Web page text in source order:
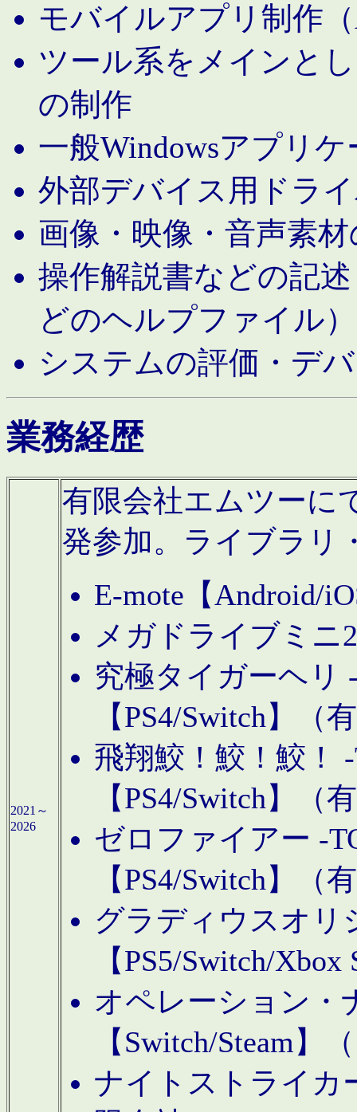
モバイルアプリ制作
ツール系をメインと
の制作
一般Windowsアプリ
外部デバイス用ドラ
画像・映像・音声素
操作解説書などの記
どのヘルプファイル）
システムの評価・デ
業務経歴
2021～
2026
有限会社エムツーに
発参加。ライブラリ
E-mote【Android/
メガドライブミニ
究極タイガーヘリ
【PS4/Switch】（
飛翔鮫！鮫！鮫！
【PS4/Switch】（
ゼロファイアー -
【PS4/Switch】（
グラディウスオリ
【PS5/Switch/
オペレーション・
【Switch/Steam】
ナイトストライカ